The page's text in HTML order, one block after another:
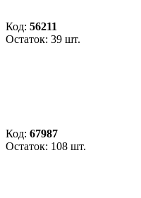
Код: 56211
Остаток: 39 шт.
Код: 67987
Остаток: 108 шт.